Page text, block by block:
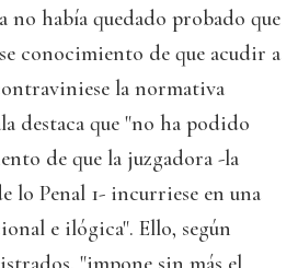
había quedado probado que
conocimiento de que acudir a
la normativa
destaca que "no ha podido
de que la juzgadora -la
lo Penal 1- incurriese en una
e ilógica". Ello, según